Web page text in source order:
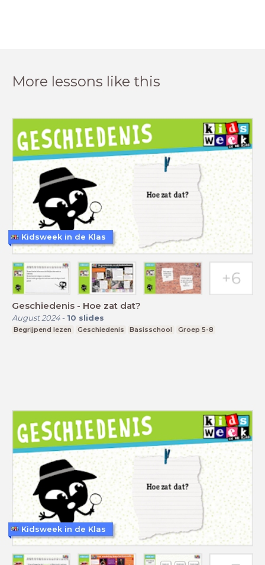
More lessons like this
Geschiedenis - Hoe zat dat?
August 2024- 10 slides
Begrijpend lezen Geschiedenis Basisschool Groep 5-8
Kidsweek in de Klas
Kidsweek in de Klas